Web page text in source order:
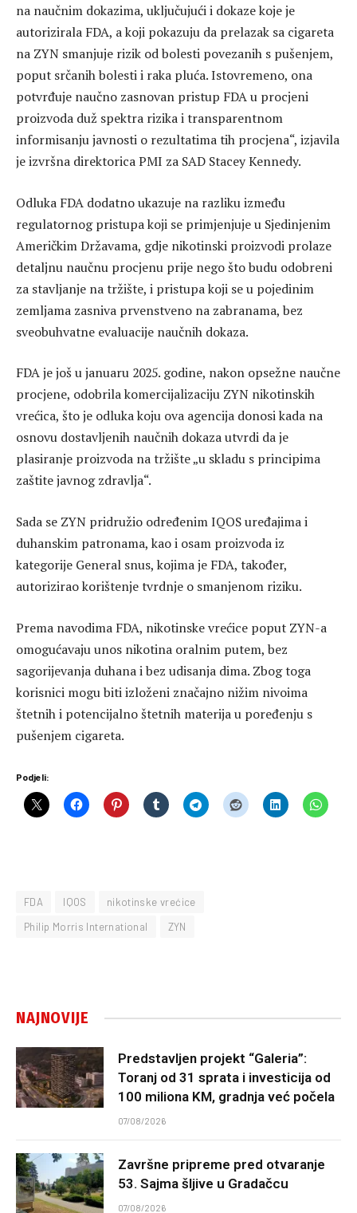
na naučnim dokazima, uključujući i dokaze koje je
autorizirala FDA, a koji pokazuju da prelazak sa cigareta
na ZYN smanjuje rizik od bolesti povezanih s pušenjem,
poput srčanih bolesti i raka pluća. Istovremeno, ona
potvrđuje naučno zasnovan pristup FDA u procjeni
proizvoda duž spektra rizika i transparentnom
informisanju javnosti o rezultatima tih procjena“, izjavila
je izvršna direktorica PMI za SAD Stacey Kennedy.
Odluka FDA dodatno ukazuje na razliku između
regulatornog pristupa koji se primjenjuje u Sjedinjenim
Američkim Državama, gdje nikotinski proizvodi prolaze
detaljnu naučnu procjenu prije nego što budu odobreni
za stavljanje na tržište, i pristupa koji se u pojedinim
zemljama zasniva prvenstveno na zabranama, bez
sveobuhvatne evaluacije naučnih dokaza.
FDA je još u januaru 2025. godine, nakon opsežne naučne
procjene, odobrila komercijalizaciju ZYN nikotinskih
vrećica, što je odluka koju ova agencija donosi kada na
osnovu dostavljenih naučnih dokaza utvrdi da je
plasiranje proizvoda na tržište „u skladu s principima
zaštite javnog zdravlja“.
Sada se ZYN pridružio određenim IQOS uređajima i
duhanskim patronama, kao i osam proizvoda iz
kategorije General snus, kojima je FDA, također,
autorizirao korištenje tvrdnje o smanjenom riziku.
Prema navodima FDA, nikotinske vrećice poput ZYN-a
omogućavaju unos nikotina oralnim putem, bez
sagorijevanja duhana i bez udisanja dima. Zbog toga
korisnici mogu biti izloženi značajno nižim nivoima
štetnih i potencijalno štetnih materija u poređenju s
pušenjem cigareta.
Podjeli:
FDA IQOS
nikotinske vrećice
Philip Morris International
ZYN
NAJNOVIJE
Predstavljen projekt “Galeria”:
Toranj od 31 sprata i investicija od
100 miliona KM, gradnja već počela
07/08/2026
Završne pripreme pred otvaranje
53. Sajma šljive u Gradačcu
07/08/2026